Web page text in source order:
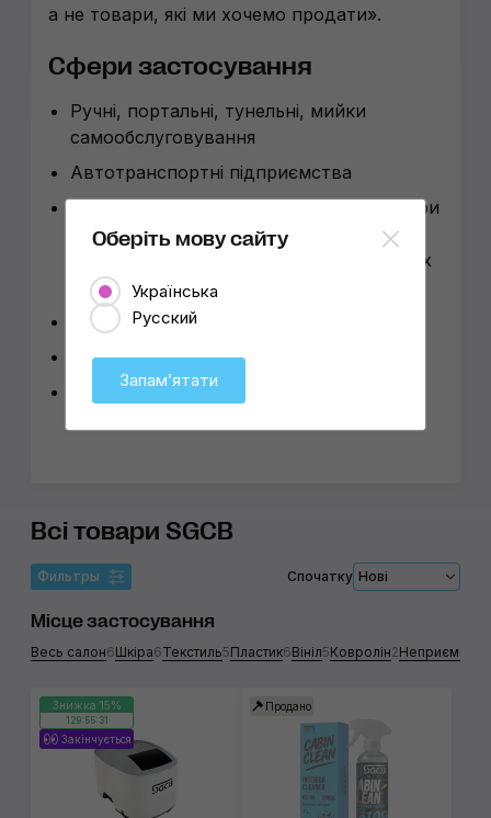
а не товари, які ми хочемо продати».
Сфери застосування
Ручні, портальні, тунельні, мийки
самообслуговування
Автотранспортні підприємства
Студії детейлінгу, полірувальні бокси при
мийках, детейлінг-бокси при
автосалонах, малярках, АТП, яхт-клубах
та аероклубах
СТО повного циклу
Деревообробна промисловість
Будівництво
Всі товари SGCB
Фильтры Спочатку Нові
Місце застосування
Весь салон6Шкіра6Текстиль5Пластик6Вініл5Ковролін2Неприємний
Знижка 15%
129:55:31
Закінчується
Продано
Оберіть мову сайту
Українська
Русский
Запамʼятати